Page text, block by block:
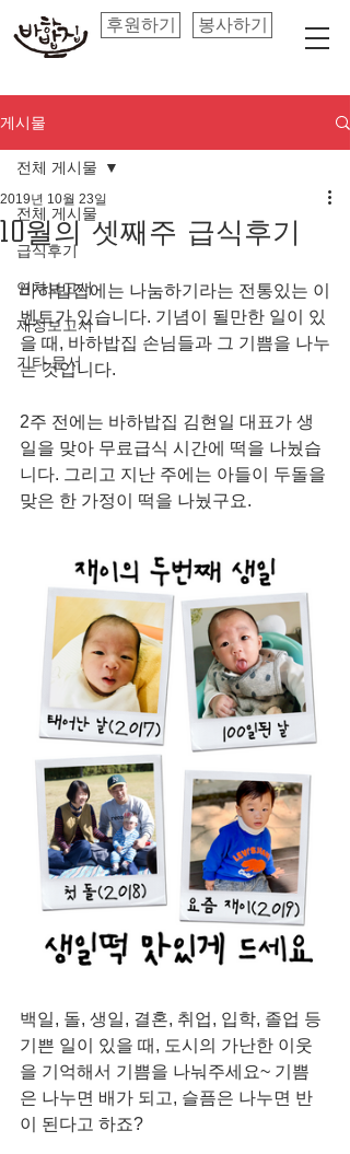
후원하기 봉사하기
게시물
전체 게시물
급식후기
연차보고서
재정보고서
기타 문서
전체 게시물
10월의 셋째주 급식후기
2019년 10월 23일
바하밥집에는 나눔하기라는 전통있는 이
벤트가 있습니다. 기념이 될만한 일이 있
을 때, 바하밥집 손님들과 그 기쁨을 나누
는 것입니다.
2주 전에는 바하밥집 김현일 대표가 생
일을 맞아 무료급식 시간에 떡을 나눴습
니다. 그리고 지난 주에는 아들이 두돌을
맞은 한 가정이 떡을 나눴구요.
백일, 돌, 생일, 결혼, 취업, 입학, 졸업 등
기쁜 일이 있을 때, 도시의 가난한 이웃
을 기억해서 기쁨을 나눠주세요~ 기쁨
은 나누면 배가 되고, 슬픔은 나누면 반
이 된다고 하죠?